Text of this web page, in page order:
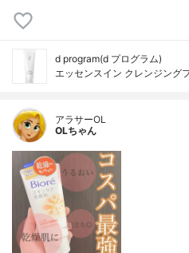
d program(d プログラム)
エッセンスイン クレンジング
アラサーOL
OLちゃん